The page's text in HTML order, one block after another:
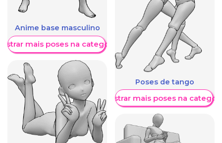
Anime base masculino
mais poses na categoria
Poses de tango
Mostrar mais poses na